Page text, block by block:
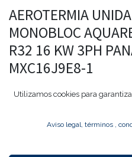
AEROTERMIA
MONOBLOC
R32 16 KW 3PH
MXC16J9E8-1
Utilizamos cookies para
Aviso legal, términos ,